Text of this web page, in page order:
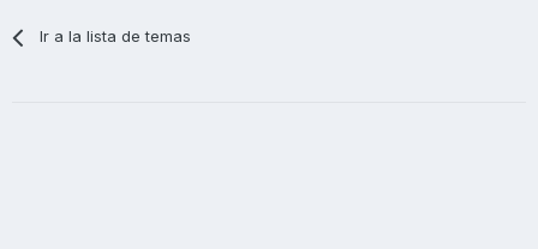
Ir a la lista de temas